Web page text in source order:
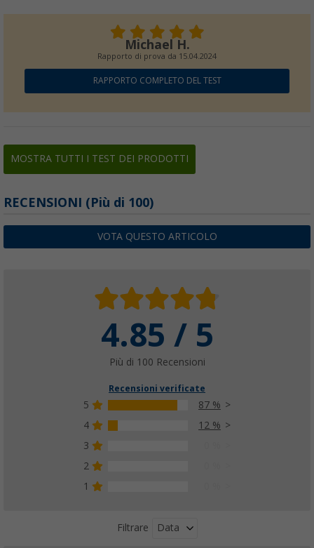
Michael H.
Rapporto di prova da 15.04.2024
RAPPORTO COMPLETO DEL TEST
MOSTRA TUTTI I TEST DEI PRODOTTI
RECENSIONI (Più di 100)
VOTA QUESTO ARTICOLO
4.85 / 5
Più di 100 Recensioni
Recensioni verificate
5
87 %
4
12 %
3
2
1
Filtrare Data